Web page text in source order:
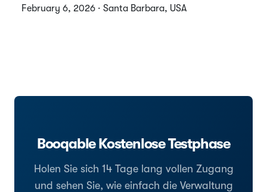
February 6, 2026 · Santa Barbara, USA
Booqable Kostenlose Testphase
Holen Sie sich 14 Tage lang vollen Zugang
und sehen Sie, wie einfach die Verwaltung